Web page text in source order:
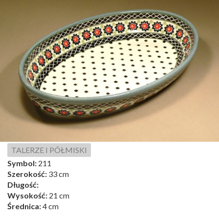
TALERZE I PÓŁMISKI
Symbol: 211
Szerokość: 33 cm
Długość:
Wysokość: 21 cm
Średnica:4 cm